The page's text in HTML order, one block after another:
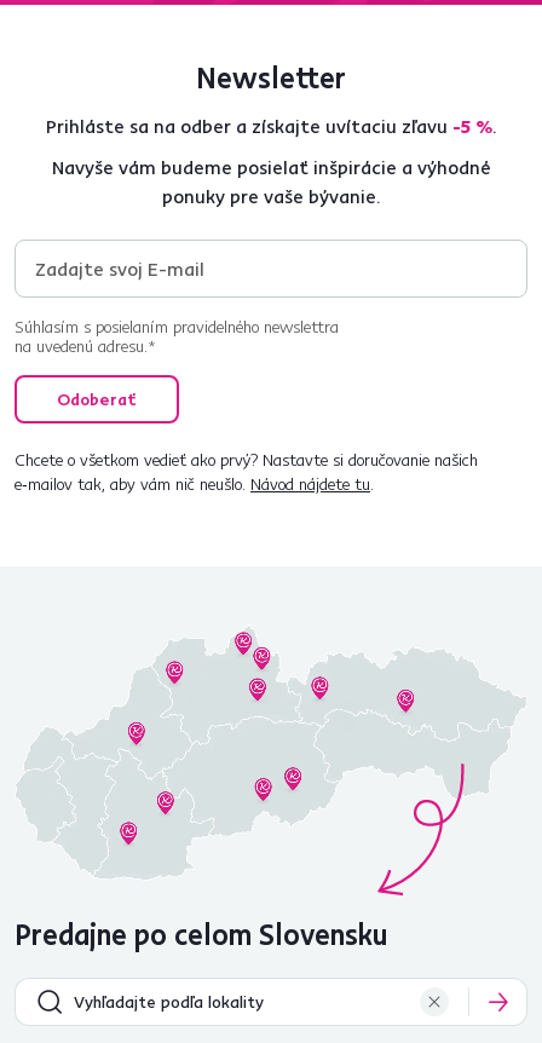
Posuvné dvere
Doplnky do kúpeľne
Bezpečný nákup
Doprava od 199 €
zadarmo
95 % tovaru na sklade
Vrátenie tovaru do 60 dní
Zistiť viac
Newsletter
Prihláste sa na odber a získajte uvítaciu zľavu
Navyše vám budeme posielať inšpirácie a výhodné
ponuky pre vaše bývanie.